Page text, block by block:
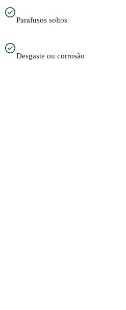
Parafusos soltos
Desgaste ou corrosão